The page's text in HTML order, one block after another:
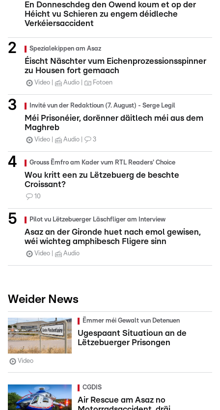
En Donneschdeg den Owend koum et op der
Héicht vu Schieren zu engem déidleche
Verkéiersaccident
Spezialekippen am Asaz
Éischt Näschter vum Eichenprozessionsspinner
zu Housen fort gemaach
Video Audio Fotoen
Invité vun der Redaktioun (7. August) - Serge Legil
Méi Prisonéier, dorënner däitlech méi aus dem
Maghreb
Video Audio 3
Grouss Ëmfro am Kader vum RTL Readers' Choice
Wou kritt een zu Lëtzebuerg de beschte
Croissant?
10
Pilot vu Lëtzebuerger Läschfliger am Interview
Asaz an der Gironde huet nach emol gewisen,
wéi wichteg amphibesch Fligere sinn
Video Audio
Weider News
Ëmmer méi Gewalt vun Detenuen
Ugespaant Situatioun an de
Lëtzebuerger Prisongen
Video
CGDIS
Air Rescue am Asaz no